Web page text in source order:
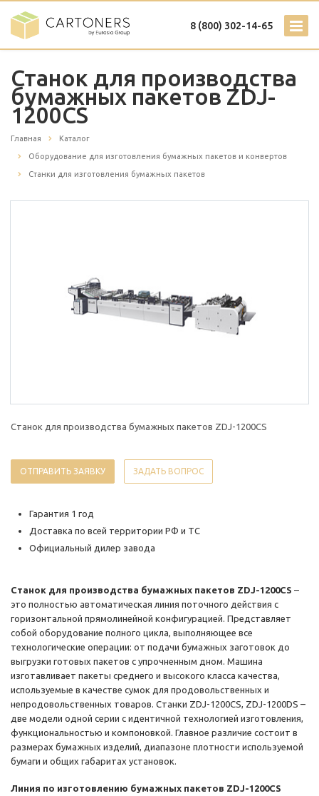
8 (800) 302-14-65
Станок для производства
бумажных пакетов ZDJ-
1200CS
Главная Каталог
Оборудование для изготовления бумажных пакетов и конвертов
Станки для изготовления бумажных пакетов
Станок для производства бумажных пакетов ZDJ-1200CS
ОТПРАВИТЬ ЗАЯВКУ ЗАДАТЬ ВОПРОС
Гарантия 1 год
Доставка по всей территории РФ и ТС
Официальный дилер завода
Станок для производства бумажных пакетов ZDJ-1200CS –
это полностью автоматическая линия поточного действия с
горизонтальной прямолинейной конфигурацией. Представляет
собой оборудование полного цикла, выполняющее все
технологические операции: от подачи бумажных заготовок до
выгрузки готовых пакетов с упрочненным дном. Машина
изготавливает пакеты среднего и высокого класса качества,
используемые в качестве сумок для продовольственных и
непродовольственных товаров. Станки ZDJ-1200CS, ZDJ-1200DS –
две модели одной серии с идентичной технологией изготовления,
функциональностью и компоновкой. Главное различие состоит в
размерах бумажных изделий, диапазоне плотности используемой
бумаги и общих габаритах установок.
Линия по изготовлению бумажных пакетов ZDJ-1200CS